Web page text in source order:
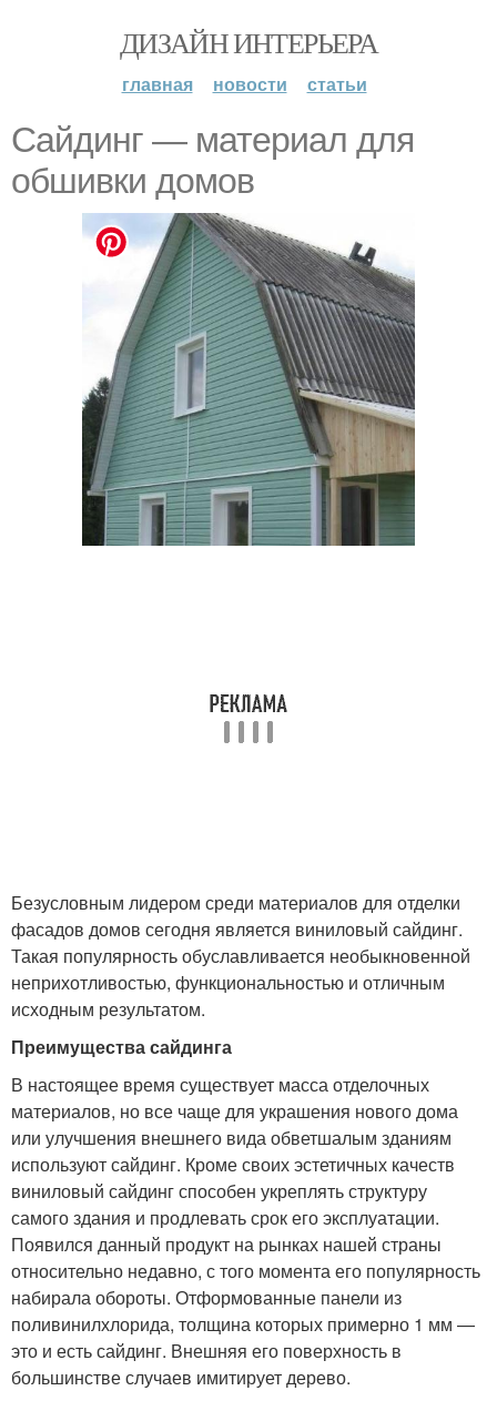
ДИЗАЙН ИНТЕРЬЕРА
главная новости статьи
Сайдинг — материал для
обшивки домов
Безусловным лидером среди материалов для отделки
фасадов домов сегодня является виниловый сайдинг.
Такая популярность обуславливается необыкновенной
неприхотливостью, функциональностью и отличным
исходным результатом.
Преимущества сайдинга
В настоящее время существует масса отделочных
материалов, но все чаще для украшения нового дома
или улучшения внешнего вида обветшалым зданиям
используют сайдинг. Кроме своих эстетичных качеств
виниловый сайдинг способен укреплять структуру
самого здания и продлевать срок его эксплуатации.
Появился данный продукт на рынках нашей страны
относительно недавно, с того момента его популярность
набирала обороты. Отформованные панели из
поливинилхлорида, толщина которых примерно 1 мм —
это и есть сайдинг. Внешняя его поверхность в
большинстве случаев имитирует дерево.